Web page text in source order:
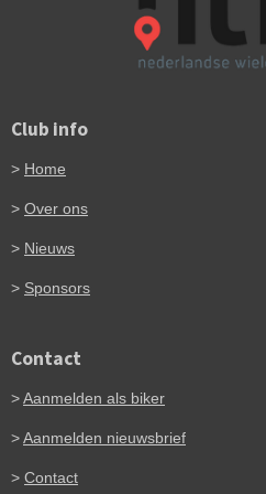
Club info
> Home
> Over ons
> Nieuws
> Sponsors
Contact
>Aanmelden als biker
>Aanmelden nieuwsbrief
> Contact